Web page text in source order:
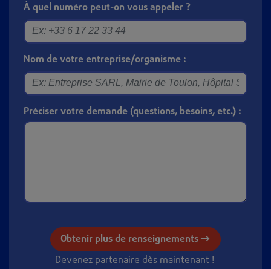
À quel numéro peut-on vous appeler ?
Nom de votre entreprise/organisme :
Préciser votre demande (questions, besoins, etc.) :
Devenez partenaire dès maintenant !